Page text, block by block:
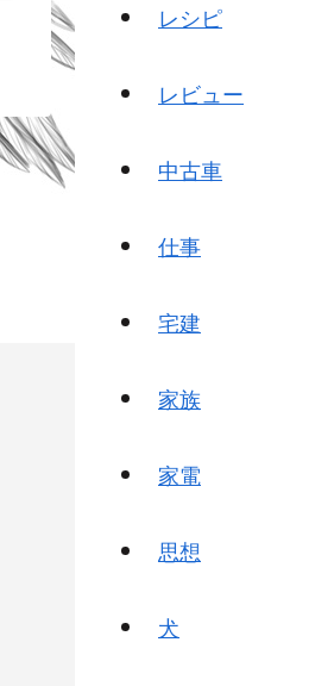
レシピ
レビュー
中古車
仕事
宅建
家族
家電
思想
犬